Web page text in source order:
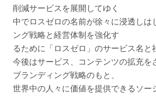
削減サービスを展開してゆく
中でロスゼロの名前が徐々に浸透しは
ング戦略と経営体制を強化す
るために「ロスゼロ」のサービス名と
今後はサービス、コンテンツの拡充を
ブランディング戦略のもと、
世界中の人々に価値を提供できるソー